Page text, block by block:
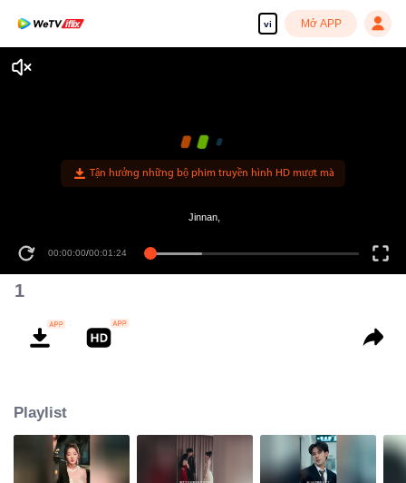
vi Mở APP
Tận hưởng những bộ phim truyền hình HD mượt mà
00:00:00/00:01:24
Jinnan,
1
Playlist